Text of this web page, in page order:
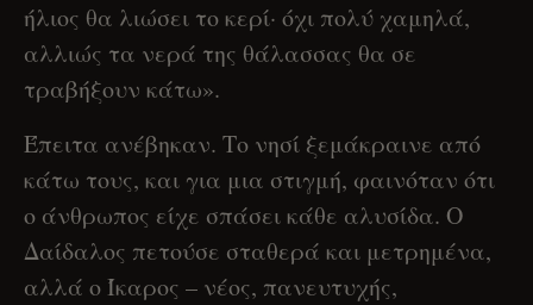
ήλιος θα λιώσει το κερί· όχι πολύ χαμηλά,
αλλιώς τα νερά της θάλασσας θα σε
τραβήξουν κάτω».
Έπειτα ανέβηκαν. Το νησί ξεμάκραινε από
κάτω τους, και για μια στιγμή, φαινόταν ότι
ο άνθρωπος είχε σπάσει κάθε αλυσίδα. Ο
Δαίδαλος πετούσε σταθερά και μετρημένα,
αλλά ο Ίκαρος – νέος, πανευτυχής,